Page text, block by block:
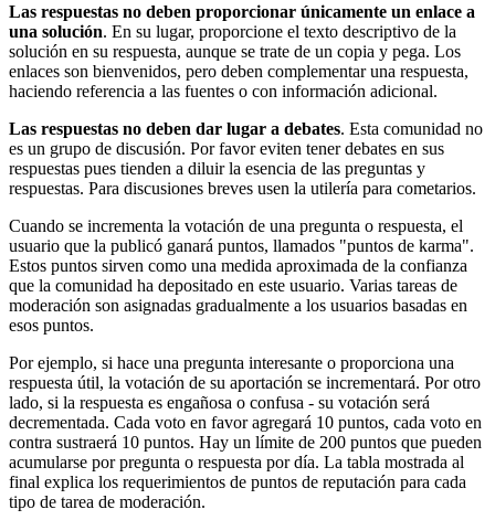
Las respuestas no deben proporcionar únicamente un enlace a
una solución. En su lugar, proporcione el texto descriptivo de la
solución en su respuesta, aunque se trate de un copia y pega. Los
enlaces son bienvenidos, pero deben complementar una respuesta,
haciendo referencia a las fuentes o con información adicional.
Las respuestas no deben dar lugar a debates. Esta comunidad no
es un grupo de discusión. Por favor eviten tener debates en sus
respuestas pues tienden a diluir la esencia de las preguntas y
respuestas. Para discusiones breves usen la utilería para cometarios.
Cuando se incrementa la votación de una pregunta o respuesta, el
usuario que la publicó ganará puntos, llamados "puntos de karma".
Estos puntos sirven como una medida aproximada de la confianza
que la comunidad ha depositado en este usuario. Varias tareas de
moderación son asignadas gradualmente a los usuarios basadas en
esos puntos.
Por ejemplo, si hace una pregunta interesante o proporciona una
respuesta útil, la votación de su aportación se incrementará. Por otro
lado, si la respuesta es engañosa o confusa - su votación será
decrementada. Cada voto en favor agregará 10 puntos, cada voto en
contra sustraerá 10 puntos. Hay un límite de 200 puntos que pueden
acumularse por pregunta o respuesta por día. La tabla mostrada al
final explica los requerimientos de puntos de reputación para cada
tipo de tarea de moderación.